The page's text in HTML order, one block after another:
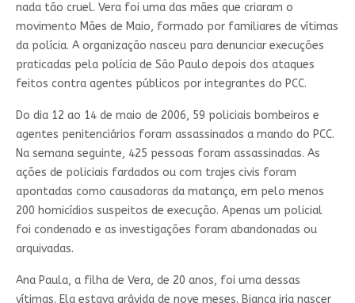
nada tão cruel. Vera foi uma das mães que criaram o
movimento Mães de Maio, formado por familiares de vítimas
da polícia. A organização nasceu para denunciar execuções
praticadas pela polícia de São Paulo depois dos ataques
feitos contra agentes públicos por integrantes do PCC.
Do dia 12 ao 14 de maio de 2006, 59 policiais bombeiros e
agentes penitenciários foram assassinados a mando do PCC.
Na semana seguinte, 425 pessoas foram assassinadas. As
ações de policiais fardados ou com trajes civis foram
apontadas como causadoras da matança, em pelo menos
200 homicídios suspeitos de execução. Apenas um policial
foi condenado e as investigações foram abandonadas ou
arquivadas.
Ana Paula, a filha de Vera, de 20 anos, foi uma dessas
vítimas. Ela estava grávida de nove meses. Bianca iria nascer